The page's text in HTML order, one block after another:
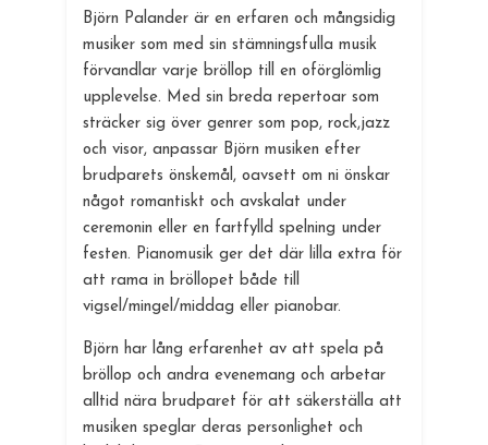
Björn Palander är en erfaren och mångsidig
musiker som med sin stämningsfulla musik
förvandlar varje bröllop till en oförglömlig
upplevelse. Med sin breda repertoar som
sträcker sig över genrer som pop, rock,jazz
och visor, anpassar Björn musiken efter
brudparets önskemål, oavsett om ni önskar
något romantiskt och avskalat under
ceremonin eller en fartfylld spelning under
festen. Pianomusik ger det där lilla extra för
att rama in bröllopet både till
vigsel/mingel/middag eller pianobar.
Björn har lång erfarenhet av att spela på
bröllop och andra evenemang och arbetar
alltid nära brudparet för att säkerställa att
musiken speglar deras personlighet och